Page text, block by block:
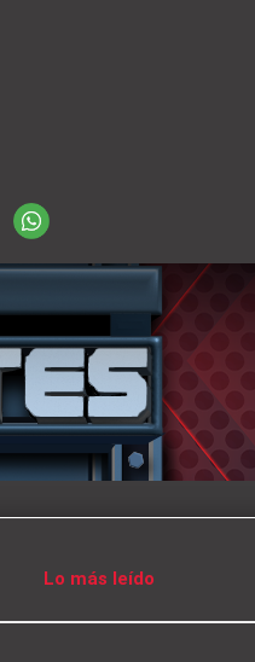
Lo más leído